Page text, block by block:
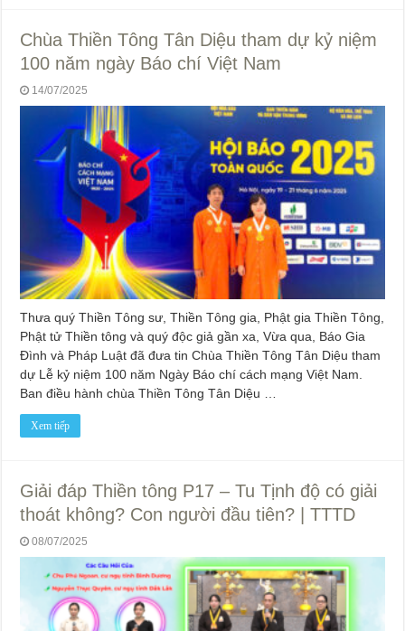
Chùa Thiền Tông Tân Diệu tham dự kỷ niệm
100 năm ngày Báo chí Việt Nam
14/07/2025
Thưa quý Thiền Tông sư, Thiền Tông gia, Phật gia Thiền Tông,
Phật tử Thiền tông và quý độc giả gần xa, Vừa qua, Báo Gia
Đình và Pháp Luật đã đưa tin Chùa Thiền Tông Tân Diệu tham
dự Lễ kỷ niệm 100 năm Ngày Báo chí cách mạng Việt Nam.
Ban điều hành chùa Thiền Tông Tân Diệu …
Xem tiếp
Giải đáp Thiền tông P17 – Tu Tịnh độ có giải
thoát không? Con người đầu tiên? | TTTD
08/07/2025